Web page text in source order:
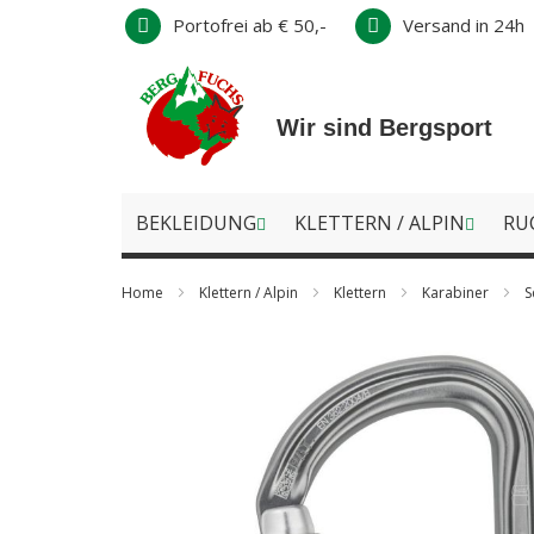
Direkt
Inhalt
Portofrei ab € 50,- Versand in 24h
Wir sind Bergsport
BEKLEIDUNG KLETTERN / ALPIN
Home Klettern / Alpin Klettern Karabiner